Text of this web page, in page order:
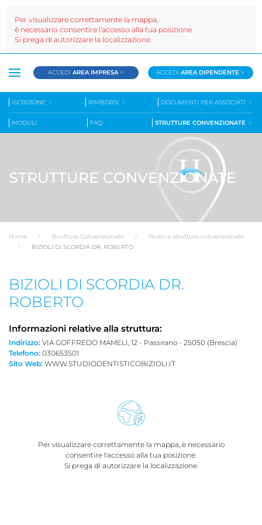
ACCEDIAREA IMPRESA > ACCEDIAREA DIPENDENTE >
ISCRIZIONE RIMBORSI DOCUMENTI PER ASSOCIATI
MODULI FAQ STRUTTURE CONVENZIONATE
STRUTTURE CONVENZIONATE
Home Strutture Convenzionate
Ricerca strutture convenzionate
BIZIOLI DI SCORDIA DR. ROBERTO
BIZIOLI DI SCORDIA DR.
ROBERTO
Informazioni relative alla struttura:
Indirizzo: VIA GOFFREDO MAMELI, 12 - Passirano - 25050 (Brescia)
Telefono: 030653501
Sito Web: WWW.STUDIODENTISTICOBIZIOLI.IT
Per visualizzare correttamente la mappa, è necessario
consentire l'accesso alla tua posizione.
Si prega di autorizzare la localizzazione.
Per visualizzare correttamente la mappa,
è necessario consentire l'accesso alla tua posizione.
Si prega di autorizzare la localizzazione.